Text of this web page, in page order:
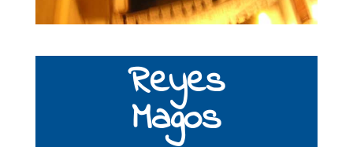
Reyes
Magos